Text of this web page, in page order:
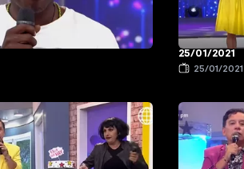
25/01/2021
25/01/2021